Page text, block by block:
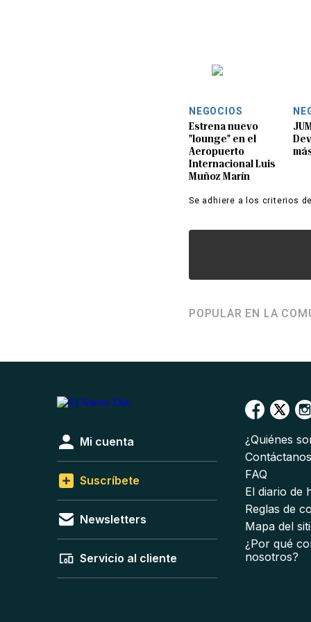
NEGOCIOS
Estrena nuevo
"lounge" en el
Aeropuerto
Internacional Luis
Muñoz Marín
Se adhiere a los criterios
POPULAR EN LA
Mi cuenta
Suscríbete
Newsletters
Servicio al cliente
¿Quiénes
FAQ
El diario de
Reglas de
Mapa del
¿Por qué
nosotros?